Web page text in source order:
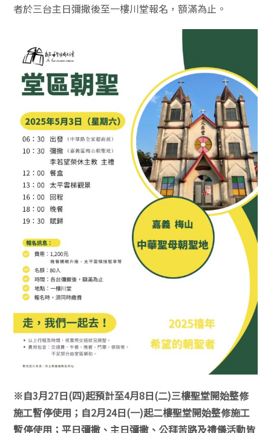
者於三台主日彌撒後至一樓川堂報名，額滿為止。
※自3月27日(四)起預計至4月8日(二)三樓聖堂開始整修
施工暫停使用；自2月24日(一)起二樓聖堂開始整修施工
暫停使用；平日彌撒、主日彌撒、公拜苦路及禮儀活動皆